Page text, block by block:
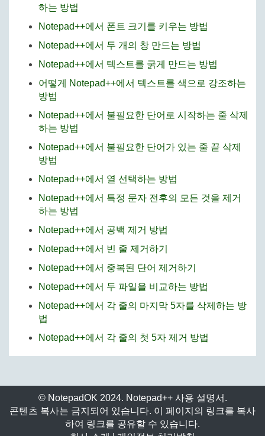
하는 방법
Notepad++에서 폰트 크기를 키우는 방법
Notepad++에서 두 개의 창 만드는 방법
Notepad++에서 텍스트를 굵게 만드는 방법
어떻게 Notepad++에서 텍스트를 색으로 강조하는
방법
Notepad++에서 불필요한 단어로 시작하는 줄 삭제
하는 방법
Notepad++에서 불필요한 단어가 있는 줄 끝 삭제
방법
Notepad++에서 열 선택하는 방법
Notepad++에서 특정 문자 전후의 모든 것을 제거
하는 방법
Notepad++에서 공백 제거 방법
Notepad++에서 빈 줄 제거하기
Notepad++에서 중복된 단어 제거하기
Notepad++에서 두 파일을 비교하는 방법
Notepad++에서 각 줄의 마지막 5자를 삭제하는 방
법
Notepad++에서 각 줄의 첫 5자 제거 방법
© NotepadOK 2024. Notepad++ 사용 설명서.
콘텐츠 복사는 금지되어 있습니다. 이 페이지의 링크를 복사
하여 링크를 공유할 수 있습니다.